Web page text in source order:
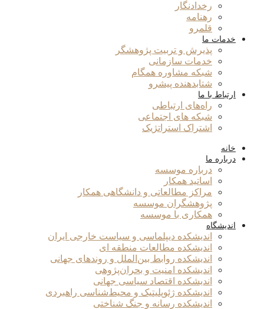
رخدادنگار
رهنامه
قلمرو
خدمات ما
پذیرش و تربیت پژوهشگر
خدمات سازمانی
شبکه مشاوره همگام
شتابدهنده پیشرو
ارتباط با ما
راه‌های ارتباطی
شبکه های اجتماعی
اشتراک استراتژیک
خانه
درباره ما
درباره موسسه
اساتید همکار
مراکز مطالعاتی و دانشگاهی همکار
پژوهشگران موسسه
همکاری با موسسه
اندیشگاه
اندیشکده دیپلماسی و سیاست خارجی ایران
اندیشکده مطالعات منطقه ای
اندیشکده روابط بین‌الملل و روندهای جهانی
اندیشکده امنیت و بحران‌پژوهی
اندیشکده اقتصاد سیاسی جهانی
اندیشکده ژئوپلیتیک و محیط‌شناسی راهبردی
اندیشکده رسانه و جنگ شناختی